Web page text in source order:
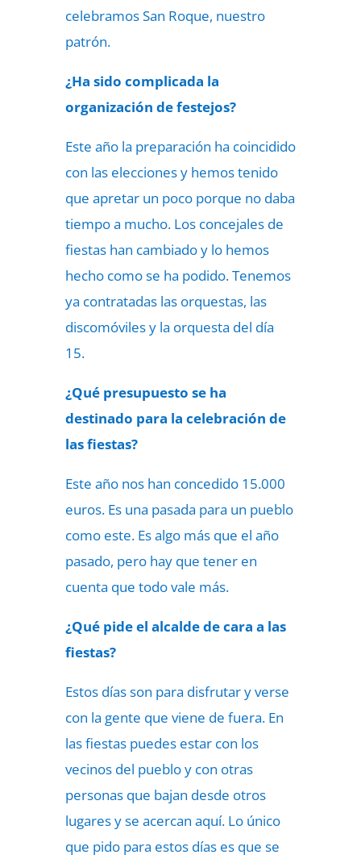
celebramos San Roque, nuestro
patrón.
¿Ha sido complicada la
organización de festejos?
Este año la preparación ha coincidido
con las elecciones y hemos tenido
que apretar un poco porque no daba
tiempo a mucho. Los concejales de
fiestas han cambiado y lo hemos
hecho como se ha podido. Tenemos
ya contratadas las orquestas, las
discomóviles y la orquesta del día
15.
¿Qué presupuesto se ha
destinado para la celebración de
las fiestas?
Este año nos han concedido 15.000
euros. Es una pasada para un pueblo
como este. Es algo más que el año
pasado, pero hay que tener en
cuenta que todo vale más.
¿Qué pide el alcalde de cara a las
fiestas?
Estos días son para disfrutar y verse
con la gente que viene de fuera. En
las fiestas puedes estar con los
vecinos del pueblo y con otras
personas que bajan desde otros
lugares y se acercan aquí. Lo único
que pido para estos días es que se